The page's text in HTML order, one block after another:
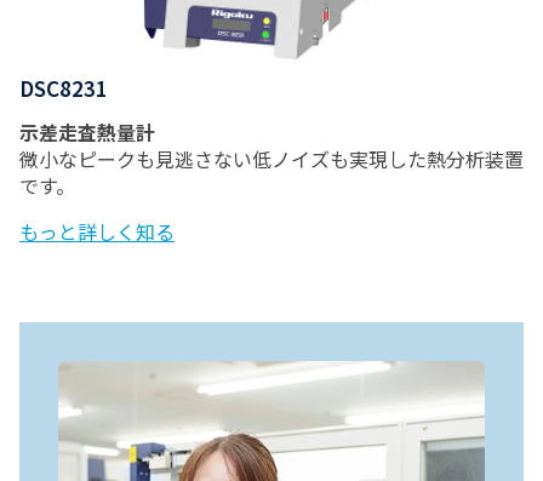
DSC8231
示差走査熱量計
微小なピークも見逃さない低ノイズも実現した熱分析装置
です。
もっと詳しく知る